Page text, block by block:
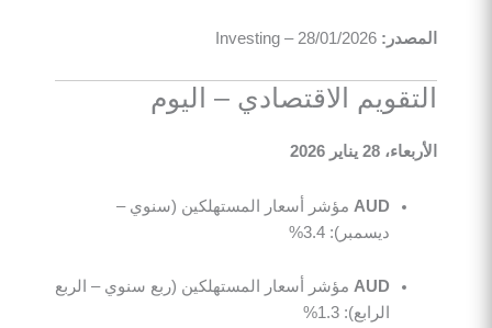
المصدر:
التقويم الاقتصادي – اليوم
الأربعاء، 28 يناير 2026
AUD مؤشر أسعار المستهلكين (سنوي –
ديسمبر): 3.4%
AUD مؤشر أسعار المستهلكين (ربع سنوي – الربع
الرابع): 1.3%